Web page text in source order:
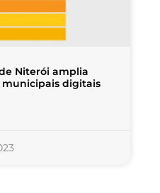
Niterói amplia
municipais digitais